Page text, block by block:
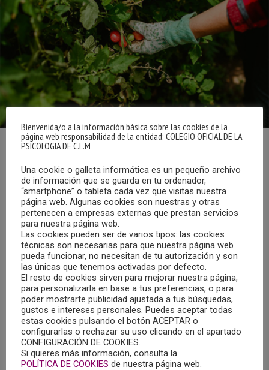
Trastornos de la Conducta Alimentaria de la Gerencia de
Atención Integrada de Albacete, dependiente del Servicio
de Salud de Castilla-La Mancha, ha puesto en marcha un
programa para el tratamiento de los trastornos de
conducta alimentaria (TCA) centrado en un huerto
terapéutico.
Esta actividad se propone en base a diversos estudios,
que han demostrado que los tratamientos psicológicos
complementados con principios de la psicología ambiental
logran mejores resultados, de ahí la proliferación de
jardines y huertos en entornos hospitalarios como parte
de las intervenciones.
Bienvenida/o a la información básica sobre las cookies de la
página web responsabilidad de la entidad: COLEGIO OFICIAL DE LA
PSICOLOGIA DE C.L.M
Una cookie o galleta informática es un pequeño archivo
de información que se guarda en tu ordenador,
“smartphone” o tableta cada vez que visitas nuestra
página web. Algunas cookies son nuestras y otras
pertenecen a empresas externas que prestan servicios
para nuestra página web.
Las cookies pueden ser de varios tipos: las cookies
técnicas son necesarias para que nuestra página web
pueda funcionar, no necesitan de tu autorización y son
las únicas que tenemos activadas por defecto.
El resto de cookies sirven para mejorar nuestra página,
para personalizarla en base a tus preferencias, o para
poder mostrarte publicidad ajustada a tus búsquedas,
gustos e intereses personales. Puedes aceptar todas
estas cookies pulsando el botón ACEPTAR o
configurarlas o rechazar su uso clicando en el apartado
CONFIGURACIÓN DE COOKIES.
Si quieres más información, consulta la
POLÍTICA DE COOKIES de nuestra página web.